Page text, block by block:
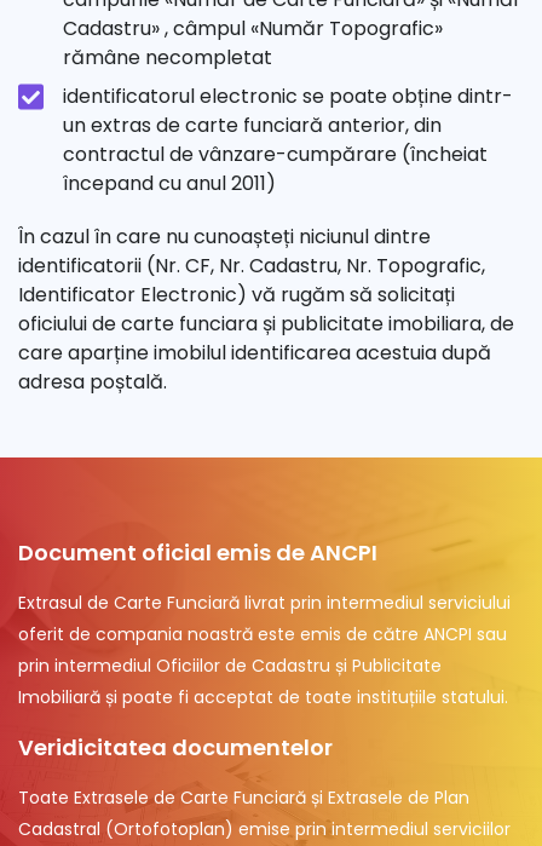
Cadastru» , câmpul «Număr Topografic»
rămâne necompletat
identificatorul electronic se poate obține dintr-
un extras de carte funciară anterior, din
contractul de vânzare-cumpărare (încheiat
începand cu anul 2011)
În cazul în care nu cunoașteți niciunul dintre
identificatorii (Nr. CF, Nr. Cadastru, Nr. Topografic,
Identificator Electronic) vă rugăm să solicitați
oficiului de carte funciara și publicitate imobiliara, de
care aparține imobilul identificarea acestuia după
adresa poștală.
Document oficial emis de ANCPI
Extrasul de Carte Funciară livrat prin intermediul serviciului
oferit de compania noastră este emis de către ANCPI sau
prin intermediul Oficiilor de Cadastru și Publicitate
Imobiliară și poate fi acceptat de toate instituțiile statului.
Veridicitatea documentelor
Toate Extrasele de Carte Funciară și Extrasele de Plan
Cadastral (Ortofotoplan) emise prin intermediul serviciilor